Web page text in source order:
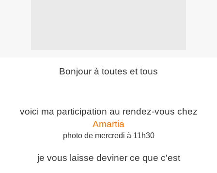
Bonjour à toutes et tous
voici ma participation au rendez-vous chez
Amartia
photo de mercredi à 11h30
je vous laisse deviner ce que c'est